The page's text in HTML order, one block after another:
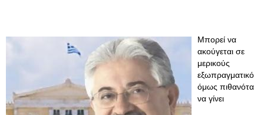
Μπορεί να
ακούγεται σε
μερικούς
εξωπραγματικό
όμως πιθανότα
να γίνει